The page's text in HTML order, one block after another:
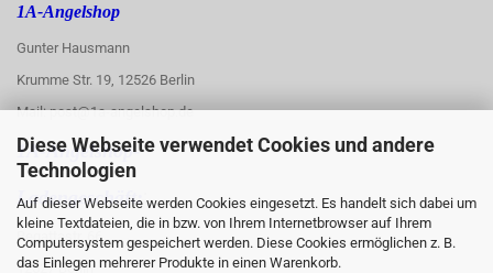
Diese Webseite verwendet Cookies und andere
Technologien
Auf dieser Webseite werden Cookies eingesetzt. Es handelt sich dabei um
kleine Textdateien, die in bzw. von Ihrem Internetbrowser auf Ihrem
Computersystem gespeichert werden. Diese Cookies ermöglichen z. B.
das Einlegen mehrerer Produkte in einen Warenkorb.
1A-Angelshop
Gunter Hausmann
Krumme Str. 19, 12526 Berlin
Mail: post@1a-angelshop.de
1A-Angelshop-
Ladengeschäft: :
Regattastr. 66
12527 Berlin